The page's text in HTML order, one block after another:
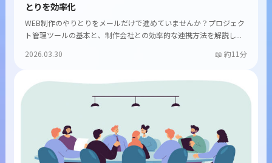
とりを効率化
WEB制作のやりとりをメールだけで進めていませんか？プロジェク
ト管理ツールの基本と、制作会社との効率的な連携方法を解説し...
2026.03.30
約11分